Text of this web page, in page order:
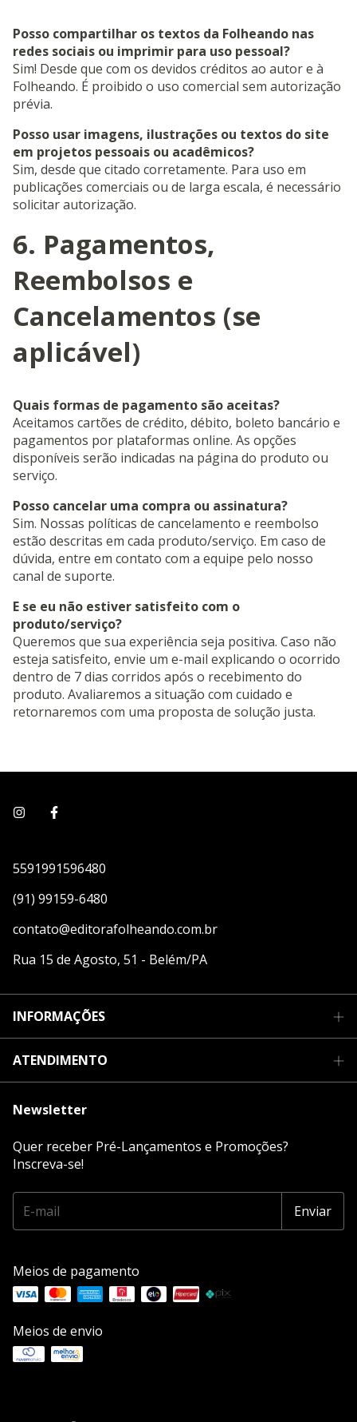
Posso compartilhar os textos da Folheando nas
redes sociais ou imprimir para uso pessoal?
Sim! Desde que com os devidos créditos ao autor e à
Folheando. É proibido o uso comercial sem autorização
prévia.
Posso usar imagens, ilustrações ou textos do site
em projetos pessoais ou acadêmicos?
Sim, desde que citado corretamente. Para uso em
publicações comerciais ou de larga escala, é necessário
solicitar autorização.
6. Pagamentos,
Reembolsos e
Cancelamentos (se
aplicável)
Quais formas de pagamento são aceitas?
Aceitamos cartões de crédito, débito, boleto bancário e
pagamentos por plataformas online. As opções
disponíveis serão indicadas na página do produto ou
serviço.
Posso cancelar uma compra ou assinatura?
Sim. Nossas políticas de cancelamento e reembolso
estão descritas em cada produto/serviço. Em caso de
dúvida, entre em contato com a equipe pelo nosso
canal de suporte.
E se eu não estiver satisfeito com o
produto/serviço?
Queremos que sua experiência seja positiva. Caso não
esteja satisfeito, envie um e-mail explicando o ocorrido
dentro de 7 dias corridos após o recebimento do
produto. Avaliaremos a situação com cuidado e
retornaremos com uma proposta de solução justa.
5591991596480
(91) 99159-6480
contato@editorafolheando.com.br
Rua 15 de Agosto, 51 - Belém/PA
INFORMAÇÕES
ATENDIMENTO
Newsletter
Quer receber Pré-Lançamentos e Promoções?
Inscreva-se!
Meios de pagamento
Meios de envio